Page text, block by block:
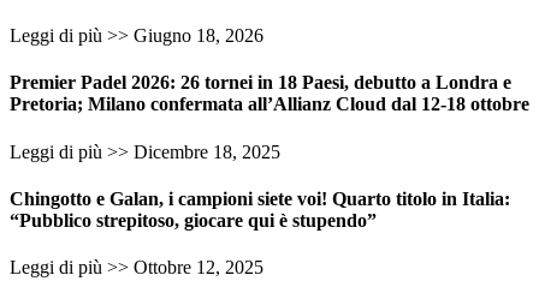
Leggi di più >> Giugno 18, 2026
Premier Padel 2026: 26 tornei in 18 Paesi, debutto a Londra e
Pretoria; Milano confermata all’Allianz Cloud dal 12-18 ottobre
Leggi di più >> Dicembre 18, 2025
Chingotto e Galan, i campioni siete voi! Quarto titolo in Italia:
“Pubblico strepitoso, giocare qui è stupendo”
Leggi di più >> Ottobre 12, 2025